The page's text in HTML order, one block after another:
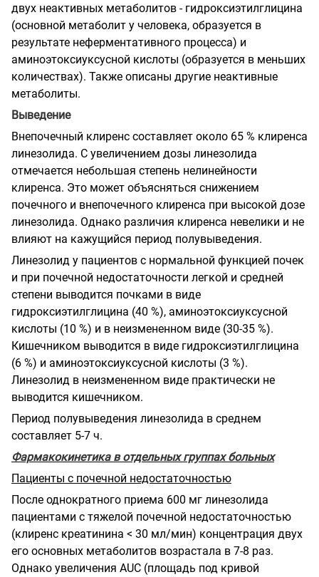
двух неактивных метаболитов - гидроксиэтилглицина
(основной метаболит у человека, образуется в
результате неферментативного процесса) и
аминоэтоксиуксусной кислоты (образуется в меньших
количествах). Также описаны другие неактивные
метаболиты.
Выведение
Внепочечный клиренс составляет около 65 % клиренса
линезолида. С увеличением дозы линезолида
отмечается небольшая степень нелинейности
клиренса. Это может объясняться снижением
почечного и внепочечного клиренса при высокой дозе
линезолида. Однако различия клиренса невелики и не
влияют на кажущийся период полувыведения.
Линезолид у пациентов с нормальной функцией почек
и при почечной недостаточности легкой и средней
степени выводится почками в виде
гидроксиэтилглицина (40 %), аминоэтоксиуксусной
кислоты (10 %) и в неизмененном виде (30-35 %).
Кишечником выводится в виде гидроксиэтилглицина
(6 %) и аминоэтоксиуксусной кислоты (3 %).
Линезолид в неизмененном виде практически не
выводится кишечником.
Период полувыведения линезолида в среднем
составляет 5-7 ч.
Фармакокинетика в отдельных группах больных
Пациенты с почечной недостаточностью
После однократного приема 600 мг линезолида
пациентами с тяжелой почечной недостаточностью
(клиренс креатинина < 30 мл/мин) концентрация двух
его основных метаболитов возрастала в 7-8 раз.
Однако увеличения AUC (площадь под кривой